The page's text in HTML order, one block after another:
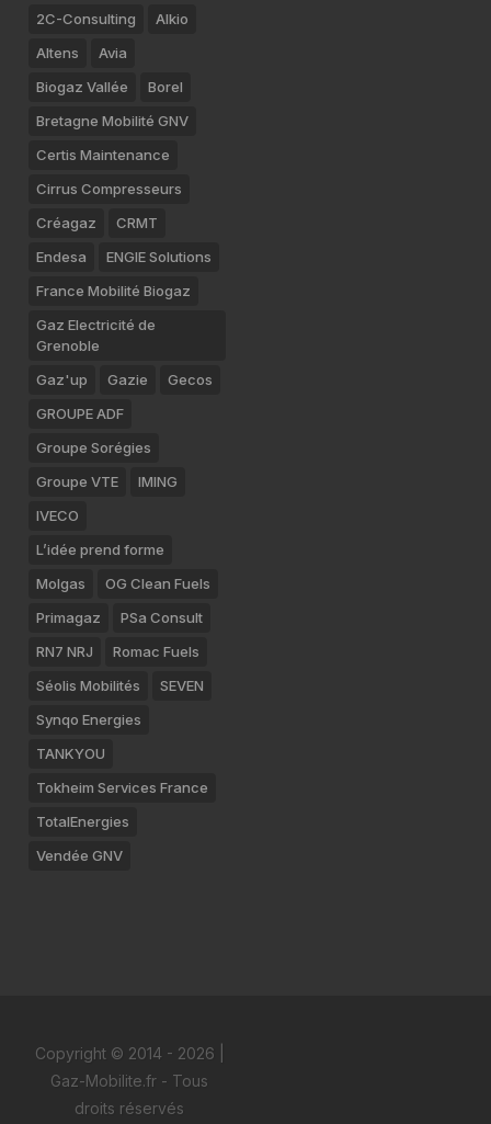
2C-Consulting
Alkio
Altens
Avia
Biogaz Vallée
Borel
Bretagne Mobilité GNV
Certis Maintenance
Cirrus Compresseurs
Créagaz
CRMT
Endesa
ENGIE Solutions
France Mobilité Biogaz
Gaz Electricité de
Grenoble
Gaz'up
Gazie
Gecos
GROUPE ADF
Groupe Sorégies
Groupe VTE
IMING
IVECO
L’idée prend forme
Molgas
OG Clean Fuels
Primagaz
PSa Consult
RN7 NRJ
Romac Fuels
Séolis Mobilités
SEVEN
Synqo Energies
TANKYOU
Tokheim Services France
TotalEnergies
Vendée GNV
Copyright © 2014 - 2026 |
Gaz-Mobilite.fr - Tous
droits réservés